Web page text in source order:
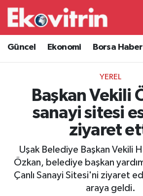
Güncel Ekonomi Borsa
YEREL
Başkan Vekili
sanayi sitesi
ziyaret
Uşak Belediye Başkan Vekili
Özkan, belediye başkan
Çanlı Sanayi Sitesi'ni ziyaret
araya geldi.
Güncel
Ekonomi
Borsa Haberleri
İş Dünyası
Otovitrin
Hava Durumu
Trafik Durumu
Süper Lig Puan Durumu ve
Tüm Manşetler
Son Dakika Haberleri
Haber Arşivi